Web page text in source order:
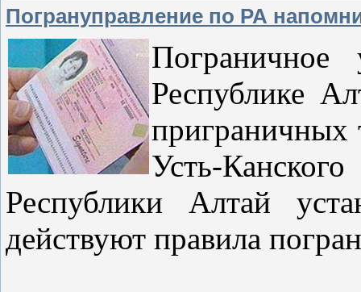
Погрануправление по РА
Республике
приграничных
Усть-
Республики Алтай
действуют правила